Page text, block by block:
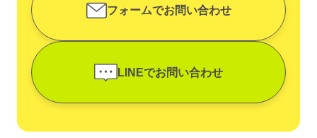
フォームでお問い合わせ
LINEでお問い合わせ